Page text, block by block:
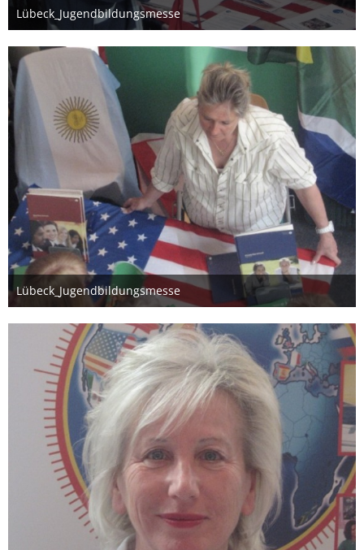
Lübeck_Jugendbildungsmesse
26. März 2012
Lübeck_Jugendbildungsmesse
26. März 2012